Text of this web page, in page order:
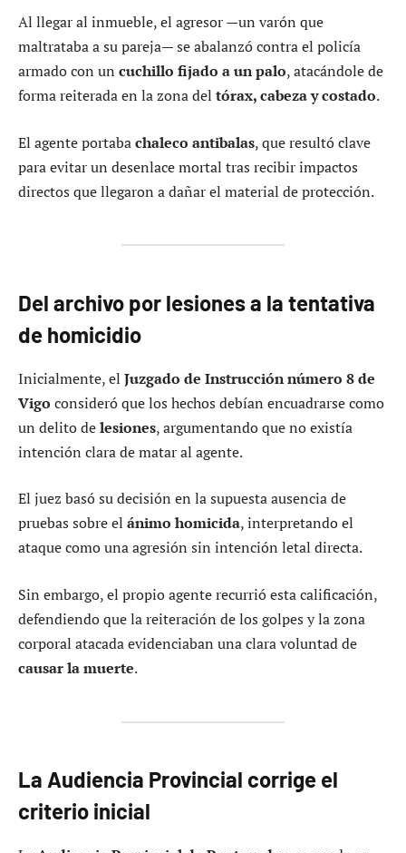
Al llegar al inmueble, el agresor —un varón que
maltrataba a su pareja— se abalanzó contra el policía
armado con un cuchillo fijado a un palo, atacándole de
forma reiterada en la zona del tórax, cabeza y costado.
El agente portabachaleco antibalas, que resultó clave
para evitar un desenlace mortal tras recibir impactos
directos que llegaron a dañar el material de protección.
Del archivo por lesiones a la tentativa
de homicidio
Inicialmente, el Juzgado de Instrucción número 8 de
Vigo consideró que los hechos debían encuadrarse como
un delito delesiones, argumentando que no existía
intención clara de matar al agente.
El juez basó su decisión en la supuesta ausencia de
pruebas sobre el ánimo homicida, interpretando el
ataque como una agresión sin intención letal directa.
Sin embargo, el propio agente recurrió esta calificación,
defendiendo que la reiteración de los golpes y la zona
corporal atacada evidenciaban una clara voluntad de
causar la muerte.
La Audiencia Provincial corrige el
criterio inicial